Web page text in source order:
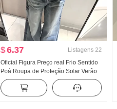
$6.37 Listagens 22
Oficial Figura Preço real Frio Sentido
Poá Roupa de Proteção Solar Verão
2026 Novo Han Departamento
Ajustado Vestir Pegue Modelo fino
Respirável Casaco